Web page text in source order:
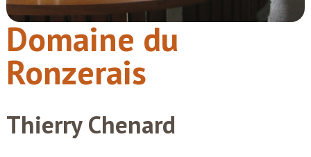
Domaine du
Ronzerais
Thierry Chenard